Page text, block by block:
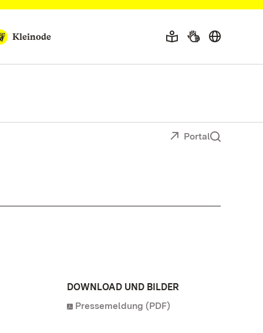
Kleinode
Portal
DOWNLOAD UND BILDER
Pressemeldung (PDF)